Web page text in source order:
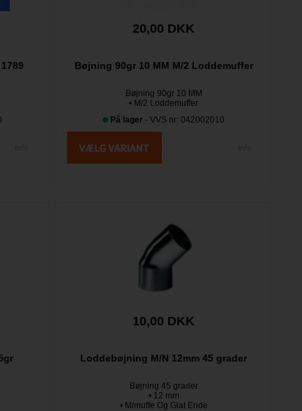
20,00 DKK
Bøjning 90gr 10 MM M/2 Loddemuffer
Bøjning 90gr 10 MM
• M/2 Loddemuffer
På lager - VVS nr: 042002010
10,00 DKK
Loddebøjning M/N 12mm 45 grader
Bøjning 45 grader
• 12 mm
• M/muffe Og Glat Ende